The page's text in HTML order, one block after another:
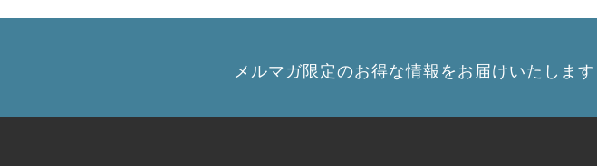
メルマガ限定のお得な情報をお届けいたします